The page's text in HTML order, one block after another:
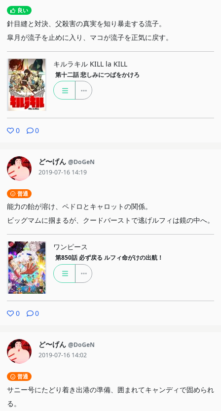
良い
針目縫と対決、父殺害の真実を知り暴走する流子。
皐月が流子を止めに入り、マコが流子を正気に戻す。
キルラキル KILL la KILL
第十二話 悲しみにつばをかけろ
0 0
ど〜げん @DoGeN
2019-07-16 14:19
普通
能力の飴が溶け、ペドロとキャロットの関係。
ビッグマムに掴まるが、クードバーストで逃げルフィは鏡の中へ。
ワンピース
第850話 必ず戻る ルフィ命がけの出航！
0 0
ど〜げん @DoGeN
2019-07-16 14:02
普通
サニー号にたどり着き出港の準備、囲まれてキャンディで固められ
る。